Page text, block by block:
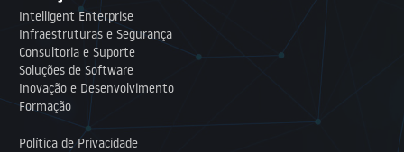
Intelligent Enterprise
Infraestruturas e Segurança
Consultoria e Suporte
Soluções de Software
Inovação e Desenvolvimento
Formação
Política de Privacidade